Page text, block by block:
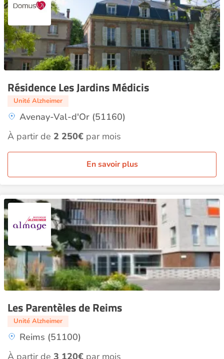
Résidence Les Jardins Médicis
Unité Alzheimer
Avenay-Val-d'Or (51160)
À partir de 2 250€ par mois
En savoir plus
Les Parentèles de Reims
Unité Alzheimer
Reims (51100)
À partir de 3 120€ par mois